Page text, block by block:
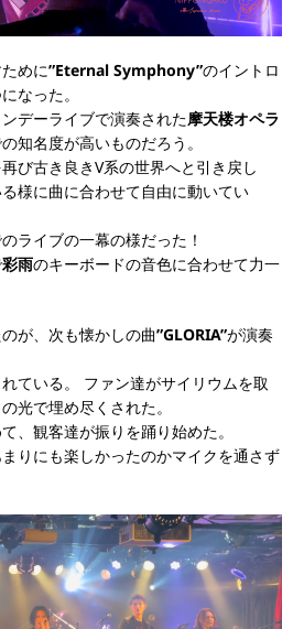
めに”Eternal Symphony”のイントロ
なった。
デーライブで演奏された摩天楼オペラ
知名度が高いものだろう。
び古き良きV系の世界へと引き戻し
様に曲に合わせて自由に動いてい
ライブの一幕の様だった！
彩雨のキーボードの音色に合わせて力一
が、次も懐かしの曲”GLORIA”が演奏
ている。 ファン達がサイリウムを取
光で埋め尽くされた。
、観客達が振りを踊り始めた。
りにも楽しかったのかマイクを通さず